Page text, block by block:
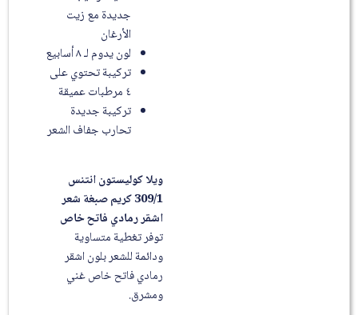
جديدة مع زيت
الأرغان
لون يدوم لـ ٨ أسابيع
تركيبة تحتوي على
٤ مرطبات عميقة
تركيبة جديدة
تحارب جفاف الشعر
ويلا كوليستون انتنس
309/1 كريم صبغة شعر
اشقر رمادي فاتح خاص
توفر تغطية متساوية
ودائمة للشعر بلون اشقر
رمادي فاتح خاص غني
ومشرق.